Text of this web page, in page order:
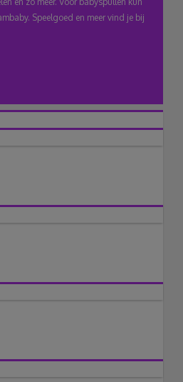
Speelgoed en meer vind je bij